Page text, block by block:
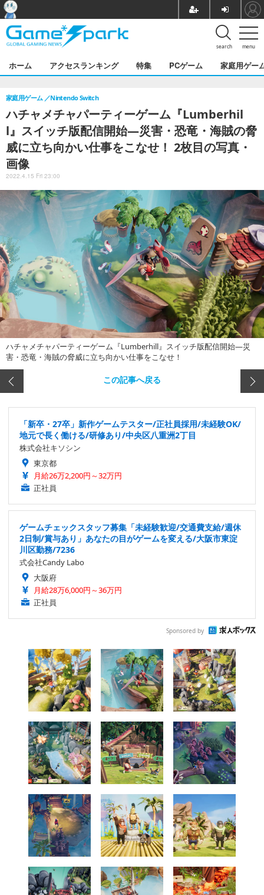
menu
search
ホーム アクセスランキング 特集 PCゲーム 家庭用ゲー
ハチャメチャパーティーゲーム『Lumberhil
l』スイッチ版配信開始―災害・恐竜・海賊の脅
威に立ち向かい仕事をこなせ！ 2枚目の写真・
画像
家庭用ゲーム Nintendo Switch
2022.4.15 Fri 23:00
ハチャメチャパーティーゲーム『Lumberhill』スイッチ版配信開始―災
害・恐竜・海賊の脅威に立ち向かい仕事をこなせ！
この記事へ戻る
「新卒・27卒」新作ゲームテスター/正社員採用/未経験OK/
地元で長く働ける/研修あり/中央区八重洲2丁目
株式会社キソシン
東京都
月給26万2,200円～32万円
正社員
ゲームチェックスタッフ募集「未経験歓迎/交通費支給/週休
2日制/賞与あり」あなたの目がゲームを変える/大阪市東淀
川区勤務/7236
式会社Candy Labo
大阪府
月給28万6,000円～36万円
正社員
Sponsored by